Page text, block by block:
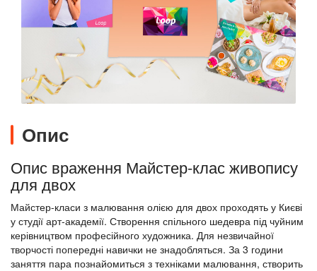
Опис
Опис враження Майстер-клас живопису
для двох
Майстер-класи з малювання олією для двох проходять у Києві
у студії арт-академії. Створення спільного шедевра під чуйним
керівництвом професійного художника. Для незвичайної
творчості попередні навички не знадобляться. За 3 години
заняття пара познайомиться з техніками малювання, створить